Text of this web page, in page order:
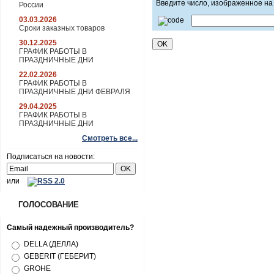
России
03.03.2026
Сроки заказных товаров
30.12.2025
ГРАФИК РАБОТЫ В
ПРАЗДНИЧНЫЕ ДНИ
22.02.2026
ГРАФИК РАБОТЫ В
ПРАЗДНИЧНЫЕ ДНИ ФЕВРАЛЯ
29.04.2025
ГРАФИК РАБОТЫ В
ПРАЗДНИЧНЫЕ ДНИ
Смотреть все...
Подписаться на новости:
или
ГОЛОСОВАНИЕ
Самый надежный производитель?
DELLA (ДЕЛЛА)
GEBERIT (ГЕБЕРИТ)
GROHE
Введите число, изображенное на